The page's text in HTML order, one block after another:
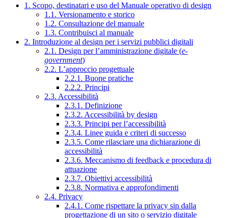
1. Scopo, destinatari e uso del Manuale operativo di design
1.1. Versionamento e storico
1.2. Consultazione del manuale
1.3. Contribuisci al manuale
2. Introduzione al design per i servizi pubblici digitali
2.1. Design per l’amministrazione digitale (e-
government)
2.2. L’approccio progettuale
2.2.1. Buone pratiche
2.2.2. Principi
2.3. Accessibilità
2.3.1. Definizione
2.3.2. Accessibilità by design
2.3.3. Principi per l’accessibilità
2.3.4. Linee guida e criteri di successo
2.3.5. Come rilasciare una dichiarazione di
accessibilità
2.3.6. Meccanismo di feedback e procedura di
attuazione
2.3.7. Obiettivi accessibilità
2.3.8. Normativa e approfondimenti
2.4. Privacy
2.4.1. Come rispettare la privacy sin dalla
progettazione di un sito o servizio digitale